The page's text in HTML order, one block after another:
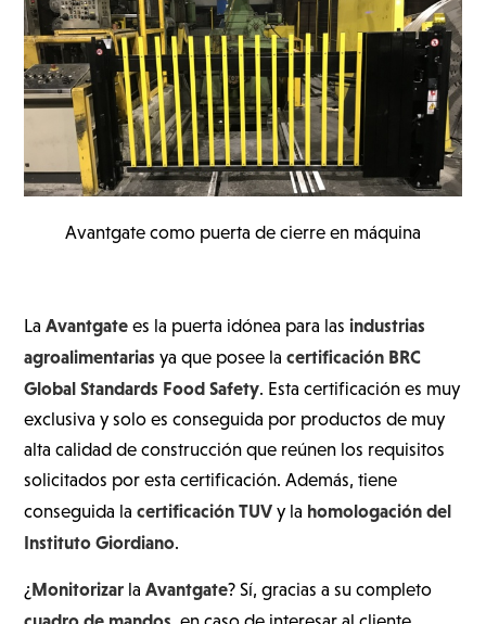
Avantgate como puerta de cierre en máquina
LaAvantgate es la puerta idónea para lasindustrias
agroalimentarias ya que posee lacertificación BRC
Global Standards Food Safety. Esta certificación es muy
exclusiva y solo es conseguida por productos de muy
alta calidad de construcción que reúnen los requisitos
solicitados por esta certificación. Además, tiene
conseguida lacertificación TUV y la homologación del
Instituto Giordiano.
¿Monitorizar laAvantgate? Sí, gracias a su completo